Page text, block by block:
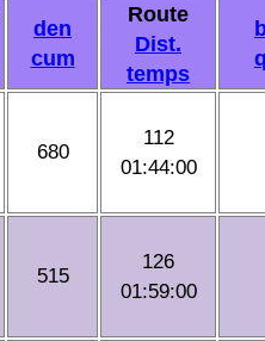
den
cum
Route
Dist.
temps
680
112
01:44:00
515
126
01:59:00